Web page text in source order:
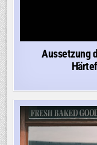
Aussetzung